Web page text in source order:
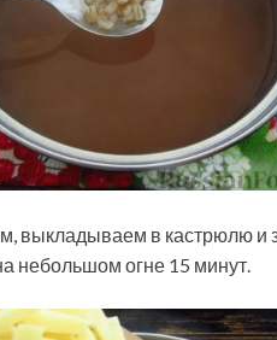
выкладываем в кастрюлю и
небольшом огне 15 минут.